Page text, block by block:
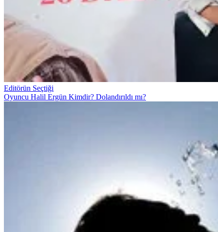
Editörün Seçtiği
Oyuncu Halil Ergün Kimdir? Dolandırıldı mı?